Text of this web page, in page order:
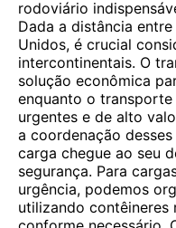
rodoviário
Dada a distância
Unidos, é crucial
intercontinentais. O
solução econômica
enquanto o transporte
urgentes e de alto
a coordenação
carga chegue ao seu
segurança. Para
urgência, podemos
utilizando contêineres